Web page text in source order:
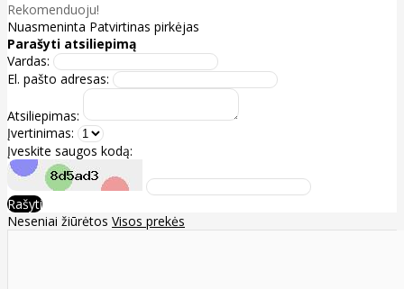
Rekomenduoju!
Nuasmeninta Patvirtinas pirkėjas
Parašyti atsiliepimą
Vardas:
El. pašto adresas:
Atsiliepimas:
Įvertinimas:
Įveskite saugos kodą:
Rašyti
Neseniai žiūrėtos Visos prekės